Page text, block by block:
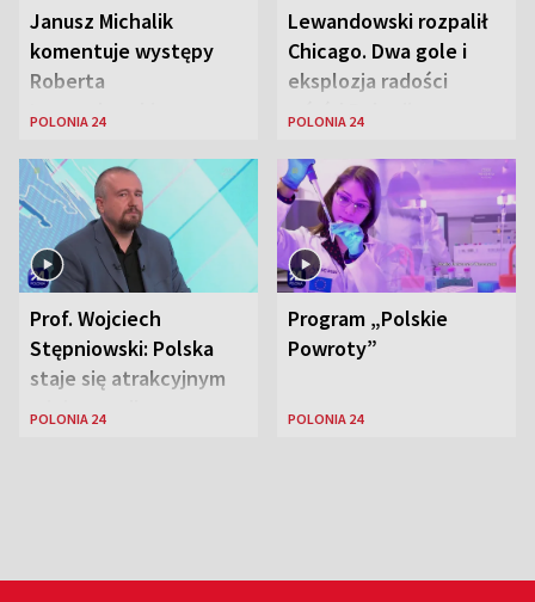
Janusz Michalik
komentuje występy
Roberta
Lewandowskiego w
Zjednoczonych
POLONIA 24
Lewandowski rozpalił
Chicago. Dwa gole i
eksplozja radości
wśród Polonii
POLONIA 24
Prof. Wojciech
Stępniowski: Polska
staje się atrakcyjnym
miejscem dla
POLONIA 24
Program „Polskie
Powroty”
POLONIA 24